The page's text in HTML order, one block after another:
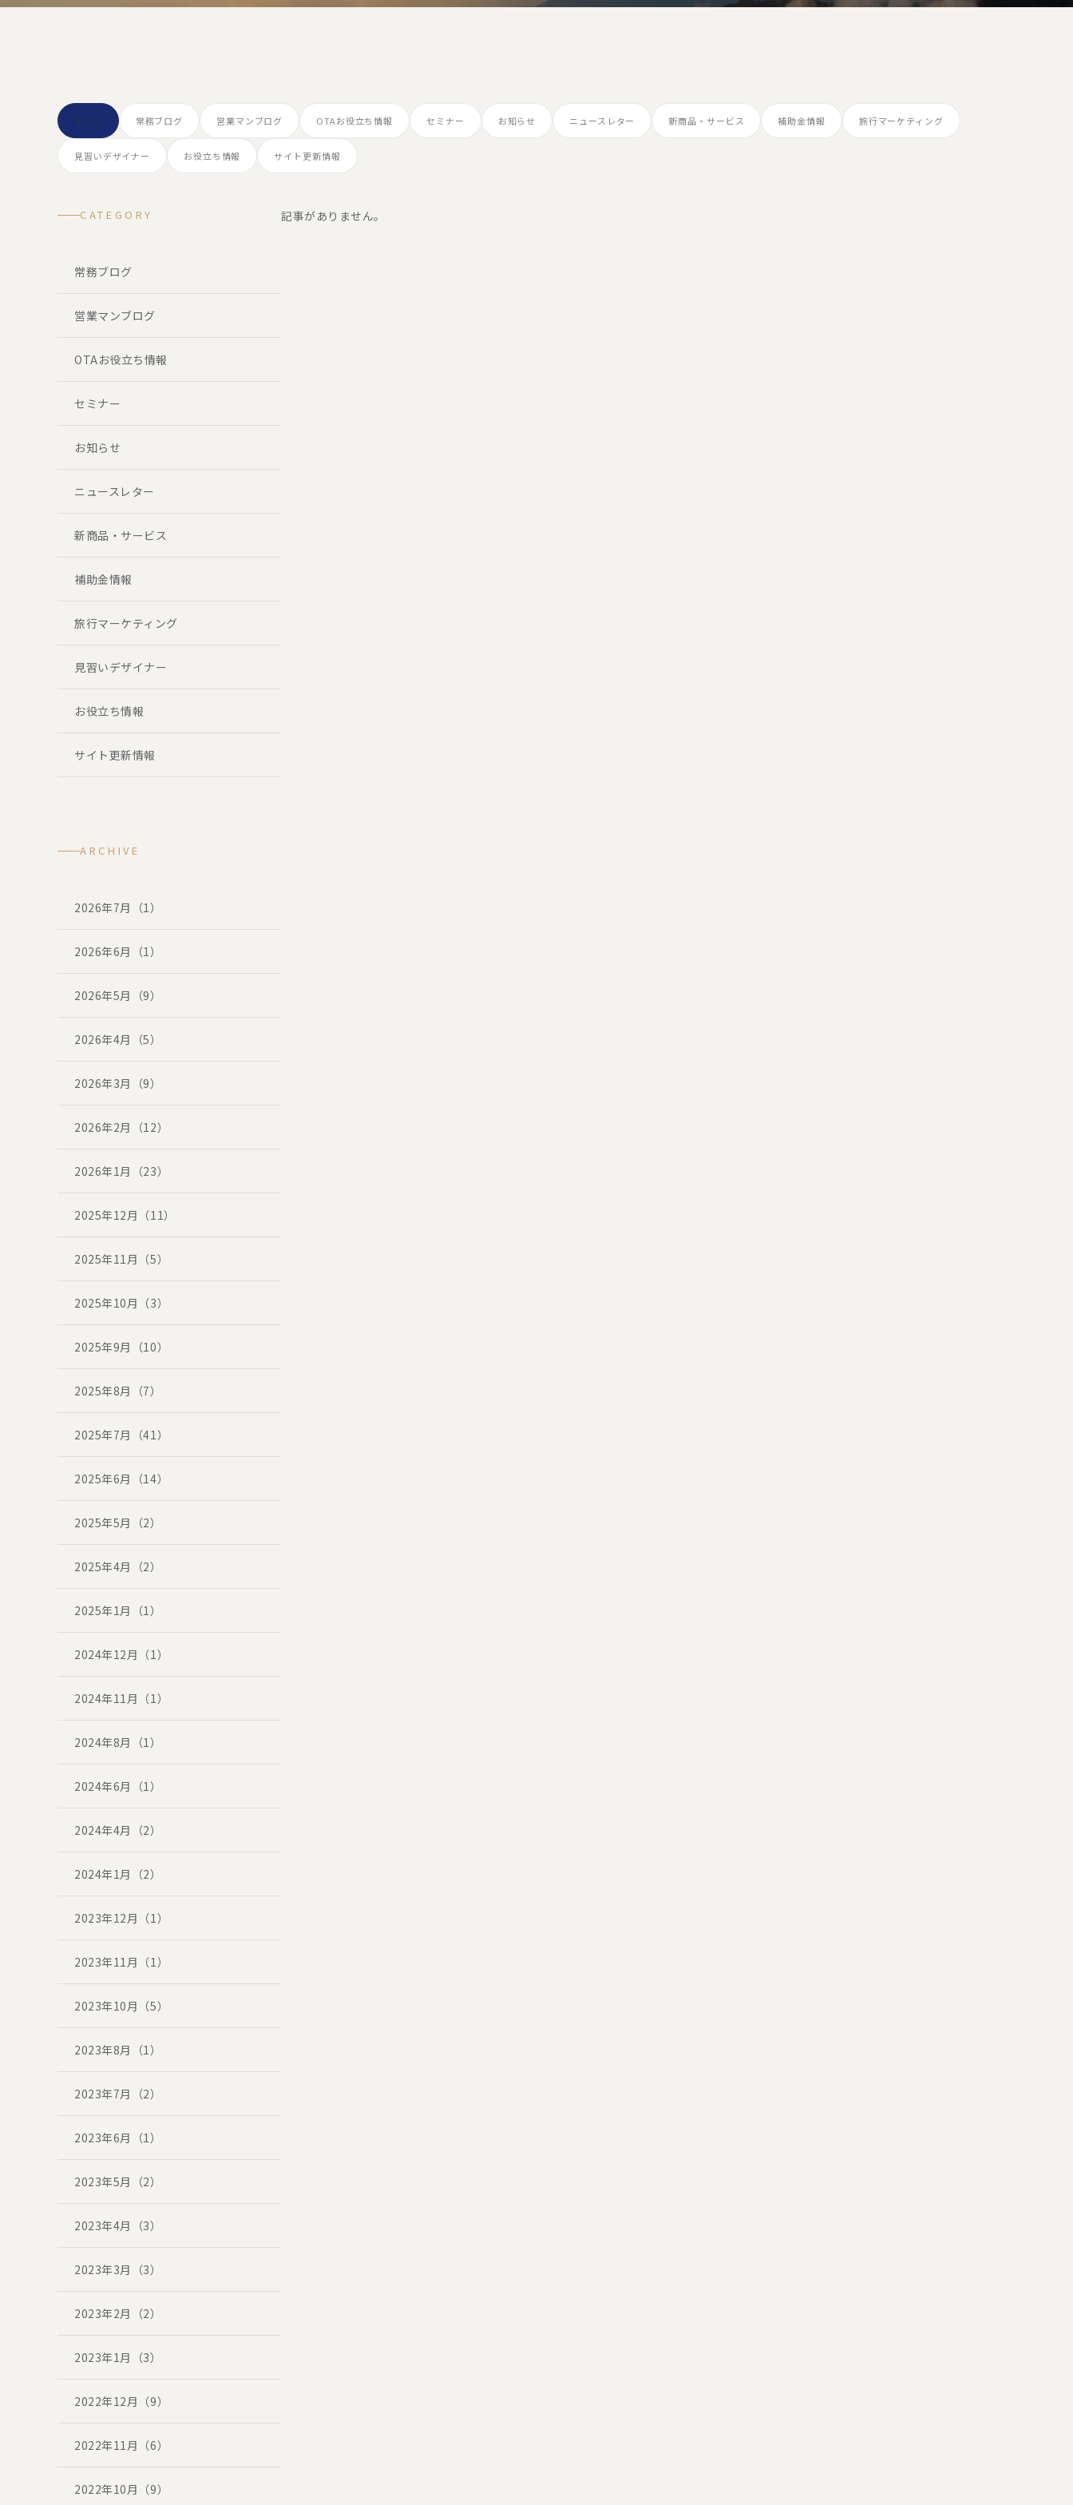
すべて 常務ブログ 営業マンブログ OTAお役立ち情報 セミナー お知らせ ニュースレター 新商品・サービス 補助金情報 旅行マーケティング
見習いデザイナー お役立ち情報 サイト更新情報
記事がありません。
CATEGORY
常務ブログ
営業マンブログ
OTAお役立ち情報
セミナー
お知らせ
ニュースレター
新商品・サービス
補助金情報
旅行マーケティング
見習いデザイナー
お役立ち情報
サイト更新情報
ARCHIVE
2026年7月（1）
2026年6月（1）
2026年5月（9）
2026年4月（5）
2026年3月（9）
2026年2月（12）
2026年1月（23）
2025年12月（11）
2025年11月（5）
2025年10月（3）
2025年9月（10）
2025年8月（7）
2025年7月（41）
2025年6月（14）
2025年5月（2）
2025年4月（2）
2025年1月（1）
2024年12月（1）
2024年11月（1）
2024年8月（1）
2024年6月（1）
2024年4月（2）
2024年1月（2）
2023年12月（1）
2023年11月（1）
2023年10月（5）
2023年8月（1）
2023年7月（2）
2023年6月（1）
2023年5月（2）
2023年4月（3）
2023年3月（3）
2023年2月（2）
2023年1月（3）
2022年12月（9）
2022年11月（6）
2022年10月（9）